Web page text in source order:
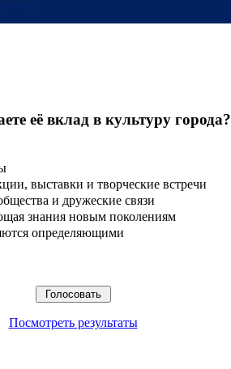
её вклад в культуру города?
выставки и творческие встречи
и дружеские связи
знания новым поколениям
определяющими
Посмотреть результаты